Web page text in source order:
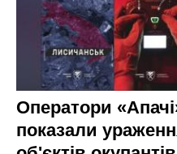
Оператори
показали